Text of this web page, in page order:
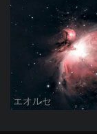
エオルセ